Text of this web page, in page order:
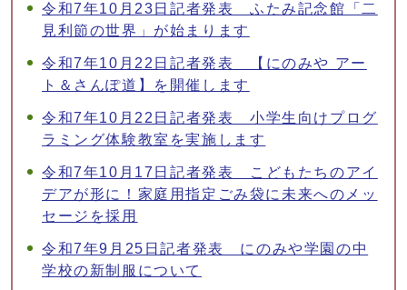
令和7年10月23日記者発表 ふたみ記念館「二
見利節の世界」が始まります
令和7年10月22日記者発表 【にのみや アー
ト＆さんぽ道】を開催します
令和7年10月22日記者発表 小学生向けプログ
ラミング体験教室を実施します
令和7年10月17日記者発表 こどもたちのアイ
デアが形に！家庭用指定ごみ袋に未来へのメッ
セージを採用
令和7年9月25日記者発表 にのみや学園の中
学校の新制服について